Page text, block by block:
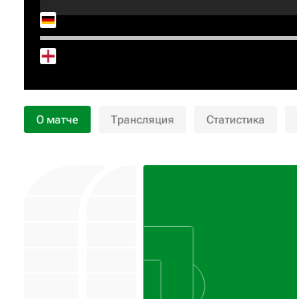
О матче Трансляция Статистика